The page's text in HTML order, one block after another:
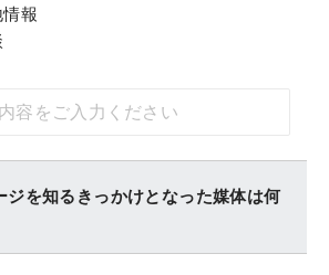
報
ジを知るきっかけとなった媒体は何